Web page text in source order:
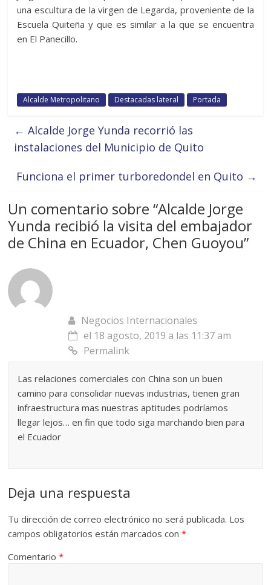
una escultura de la virgen de Legarda, proveniente de la
Escuela Quiteña y que es similar a la que se encuentra
en El Panecillo.
Alcalde Metropolitano Destacadas lateral Portada
← Alcalde Jorge Yunda recorrió las
instalaciones del Municipio de Quito
Funciona el primer turboredondel en Quito →
Un comentario sobre “Alcalde Jorge
Yunda recibió la visita del embajador
de China en Ecuador, Chen Guoyou”
Negocios Internacionales
el 18 agosto, 2019 a las 11:37 am
Permalink
Las relaciones comerciales con China son un buen
camino para consolidar nuevas industrias, tienen gran
infraestructura mas nuestras aptitudes podríamos
llegar lejos… en fin que todo siga marchando bien para
el Ecuador
Deja una respuesta
Tu dirección de correo electrónico no será publicada. Los
campos obligatorios están marcados con*
Comentario*